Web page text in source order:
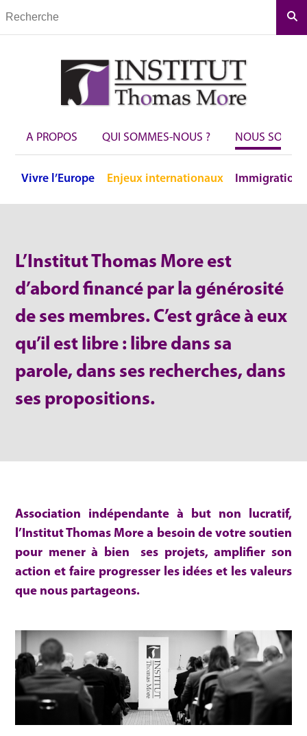
A PROPOS QUI SOMMES-NOUS ? NOUS
Vivre l’Europe Enjeux internationaux Immigration
L’Institut Thomas More est
d’abord financé par la générosité
de ses membres. C’est grâce à eux
qu’il est libre : libre dans sa
parole, dans ses recherches, dans
ses propositions.
Association indépendante à but non lucratif,
l’Institut Thomas More a besoin de votre soutien
pour mener à bien ses projets, amplifier son
action et faire progresser les idées et les valeurs
que nous partageons.